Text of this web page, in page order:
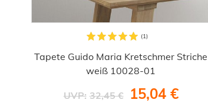
Tapete Guido Maria Kretschmer Striche
weiß 10028-01
UVP: 32,45 € 15,04 €